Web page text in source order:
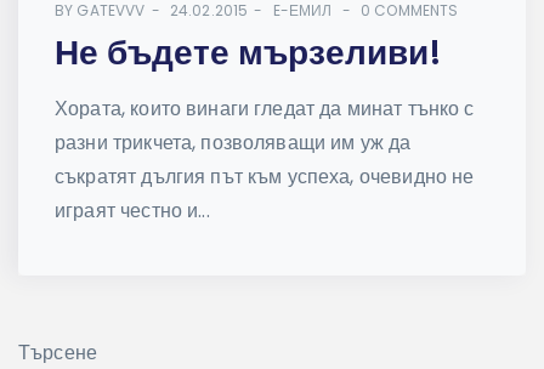
BY GATEVVV 24.02.2015 E-ЕМИЛ 0 COMMENTS
Не бъдете мързеливи!
Хората, които винаги гледат да минат тънко с
разни трикчета, позволяващи им уж да
съкратят дългия път към успеха, очевидно не
играят честно и...
Търсене